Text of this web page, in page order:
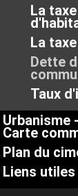
La taxe
La
Dette
Taux
Urbanisme -
Carte
Plan du
Liens utiles